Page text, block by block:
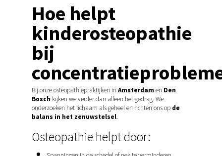
Hoe helpt
kinderosteopathie
bij
Bij onze osteopathiepraktijken in Amsterdam en Den
Bosch kijken we verder dan alleen het gedrag. We
onderzoeken het lichaam als geheel en richten ons op de
balans in het zenuwstelsel.
Osteopathie helpt door: